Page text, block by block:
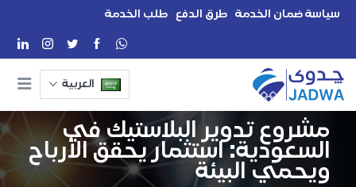
سياسة ضمان الخدمة طرق الدفع طلب الخدمة
العربية
مشروع تدوير البلاستيك في
السعودية: استثمار يحقق الأرباح
ويحمي البيئة